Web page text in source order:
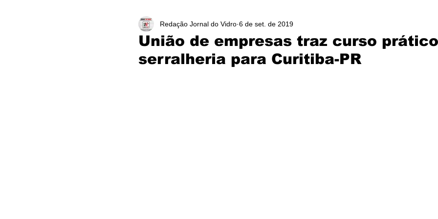
União de empresas traz curso
serralheria para Curitiba-PR
Redação Jornal do Vidro 6 de set. de 2019